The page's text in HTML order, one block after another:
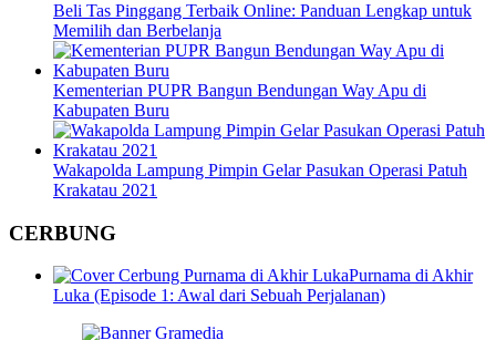
Beli Tas Pinggang Terbaik Online: Panduan Lengkap untuk
Memilih dan Berbelanja
Kementerian PUPR Bangun Bendungan Way Apu di
Kabupaten Buru
Wakapolda Lampung Pimpin Gelar Pasukan Operasi Patuh
Krakatau 2021
CERBUNG
Purnama di Akhir
Luka (Episode 1: Awal dari Sebuah Perjalanan)